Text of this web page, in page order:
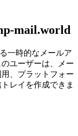
mail.world
一時的なメールア
ユーザーは、メー
、プラットフォー
レイを作成できま